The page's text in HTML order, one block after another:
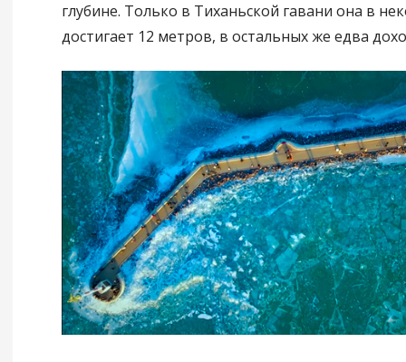
глубине. Только в Тиханьской гавани она в
достигает 12 метров, в остальных же едва